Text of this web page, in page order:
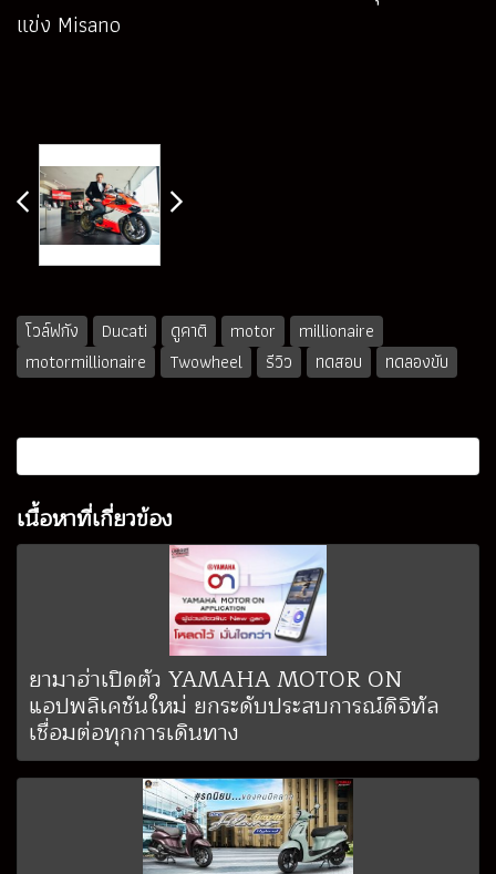
แข่ง Misano
โวล์ฟกัง Ducati ดูคาติ motor
millionaire
motormillionaire
Twowheel รีวิว ทดสอบ ทดลองขับ
เนื้อหาที่เกี่ยวข้อง
ยามาฮ่าเปิดตัว YAMAHA MOTOR ON
แอปพลิเคชันใหม่ ยกระดับประสบการณ์ดิจิทัล
เชื่อมต่อทุกการเดินทาง